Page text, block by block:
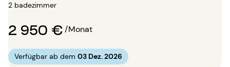
2 badezimmer
2 950 €/Monat
Verfügbar ab dem 03 Dez. 2026